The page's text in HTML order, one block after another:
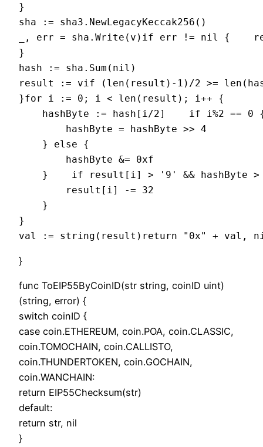
}
sha := sha3.NewLegacyKeccak256()
_, err = sha.Write(v)if err != nil {
}
hash := sha.Sum(nil)
result := vif (len(result)-1)/2 >=
}for i := 0; i < len(result); i++ {
hashByte := hash[i/2]    if i%2 == 0
hashByte = hashByte >> 4
} else {
hashByte &= 0xf
}    if result[i] > '9' && hashByte >
result[i] -= 32
}
}
val := string(result)return "0x" + val,
}
func ToEIP55ByCoinID(str string, coinID uint)
(string, error) {
switch coinID {
case coin.ETHEREUM, coin.POA, coin.CLASSIC,
coin.TOMOCHAIN, coin.CALLISTO,
coin.THUNDERTOKEN, coin.GOCHAIN,
coin.WANCHAIN:
return EIP55Checksum(str)
default:
return str, nil
}